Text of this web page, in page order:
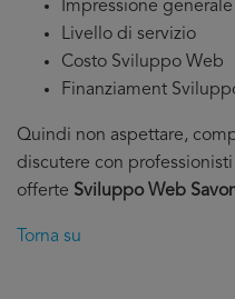
Impressione
Livello di servizio
Costo Sviluppo Web
Finanziament
Quindi non aspettare,
discutere con
offerte Sviluppo Web
Torna su